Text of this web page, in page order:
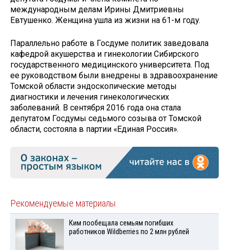
международным делам Ирины Дмитриевны
Евтушенко. Женщина ушла из жизни на 61-м году.
Параллельно работе в Госдуме политик заведовала
кафедрой акушерства и гинекологии Сибирского
государственного медицинского университета. Под
ее руководством были внедрены в здравоохранение
Томской области эндоскопические методы
диагностики и лечения гинекологических
заболеваний. В сентября 2016 года она стала
депутатом Госдумы седьмого созыва от Томской
области, состояла в партии «Единая Россия».
Рекомендуемые материалы
Ким пообещала семьям погибших
работников Wildberries по 2 млн рублей